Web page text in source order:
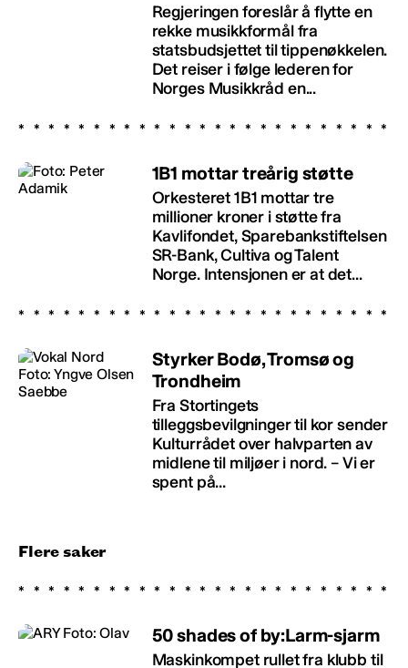
Regjeringen foreslår å flytte en
rekke musikkformål fra
statsbudsjettet til tippenøkkelen.
Det reiser i følge lederen for
Norges Musikkråd en...
1B1 mottar treårig støtte
Orkesteret 1B1 mottar tre
millioner kroner i støtte fra
Kavlifondet, Sparebankstiftelsen
SR-Bank, Cultiva og Talent
Norge. Intensjonen er at det...
Styrker Bodø, Tromsø og
Trondheim
Fra Stortingets
tilleggsbevilgninger til kor sender
Kulturrådet over halvparten av
midlene til miljøer i nord. – Vi er
spent på...
Flere saker
50 shades of by:Larm-sjarm
Maskinkompet rullet fra klubb til